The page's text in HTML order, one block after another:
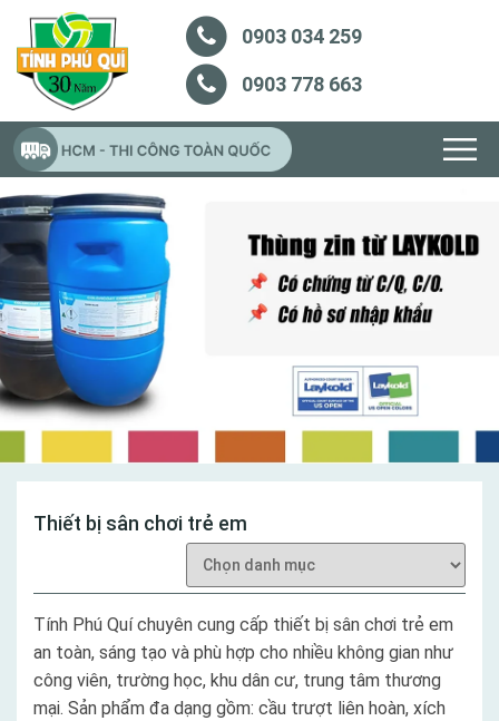
0903 034 259
0903 778 663
Thiết bị sân chơi trẻ em
Tính Phú Quí chuyên cung cấp thiết bị sân chơi trẻ em
an toàn, sáng tạo và phù hợp cho nhiều không gian như
công viên, trường học, khu dân cư, trung tâm thương
mại. Sản phẩm đa dạng gồm: cầu trượt liên hoàn, xích